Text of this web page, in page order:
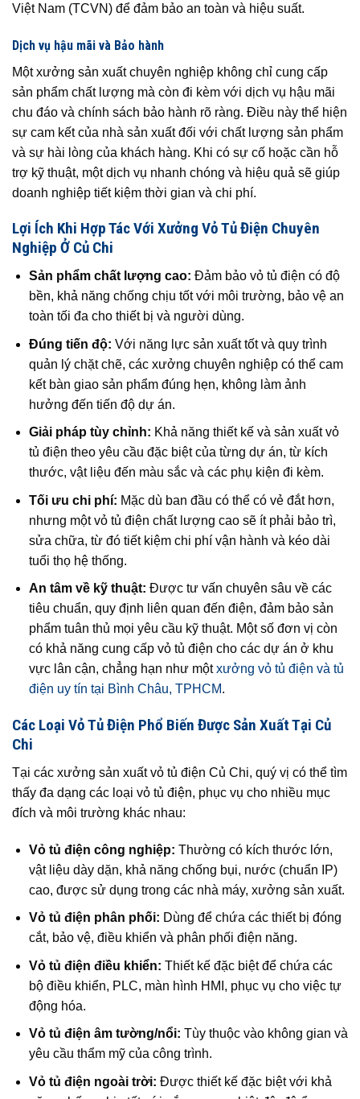
Việt Nam (TCVN) để đảm bảo an toàn và hiệu suất.
Dịch vụ hậu mãi và Bảo hành
Một xưởng sản xuất chuyên nghiệp không chỉ cung cấp
sản phẩm chất lượng mà còn đi kèm với dịch vụ hậu mãi
chu đáo và chính sách bảo hành rõ ràng. Điều này thể hiện
sự cam kết của nhà sản xuất đối với chất lượng sản phẩm
và sự hài lòng của khách hàng. Khi có sự cố hoặc cần hỗ
trợ kỹ thuật, một dịch vụ nhanh chóng và hiệu quả sẽ giúp
doanh nghiệp tiết kiệm thời gian và chi phí.
Lợi Ích Khi Hợp Tác Với Xưởng Vỏ Tủ Điện Chuyên
Nghiệp Ở Củ Chi
Sản phẩm chất lượng cao: Đảm bảo vỏ tủ điện có độ
bền, khả năng chống chịu tốt với môi trường, bảo vệ an
toàn tối đa cho thiết bị và người dùng.
Đúng tiến độ: Với năng lực sản xuất tốt và quy trình
quản lý chặt chẽ, các xưởng chuyên nghiệp có thể cam
kết bàn giao sản phẩm đúng hẹn, không làm ảnh
hưởng đến tiến độ dự án.
Giải pháp tùy chỉnh: Khả năng thiết kế và sản xuất vỏ
tủ điện theo yêu cầu đặc biệt của từng dự án, từ kích
thước, vật liệu đến màu sắc và các phụ kiện đi kèm.
Tối ưu chi phí: Mặc dù ban đầu có thể có vẻ đắt hơn,
nhưng một vỏ tủ điện chất lượng cao sẽ ít phải bảo trì,
sửa chữa, từ đó tiết kiệm chi phí vận hành và kéo dài
tuổi thọ hệ thống.
An tâm về kỹ thuật: Được tư vấn chuyên sâu về các
tiêu chuẩn, quy định liên quan đến điện, đảm bảo sản
phẩm tuân thủ mọi yêu cầu kỹ thuật. Một số đơn vị còn
có khả năng cung cấp vỏ tủ điện cho các dự án ở khu
vực lân cận, chẳng hạn như mộtxưởng vỏ tủ điện và tủ
điện uy tín tại Bình Châu, TPHCM.
Các Loại Vỏ Tủ Điện Phổ Biến Được Sản Xuất Tại Củ
Chi
Tại các xưởng sản xuất vỏ tủ điện Củ Chi, quý vị có thể tìm
thấy đa dạng các loại vỏ tủ điện, phục vụ cho nhiều mục
đích và môi trường khác nhau:
Vỏ tủ điện công nghiệp: Thường có kích thước lớn,
vật liệu dày dặn, khả năng chống bụi, nước (chuẩn IP)
cao, được sử dụng trong các nhà máy, xưởng sản xuất.
Vỏ tủ điện phân phối: Dùng để chứa các thiết bị đóng
cắt, bảo vệ, điều khiển và phân phối điện năng.
Vỏ tủ điện điều khiển: Thiết kế đặc biệt để chứa các
bộ điều khiển, PLC, màn hình HMI, phục vụ cho việc tự
động hóa.
Vỏ tủ điện âm tường/nổi: Tùy thuộc vào không gian và
yêu cầu thẩm mỹ của công trình.
Vỏ tủ điện ngoài trời: Được thiết kế đặc biệt với khả